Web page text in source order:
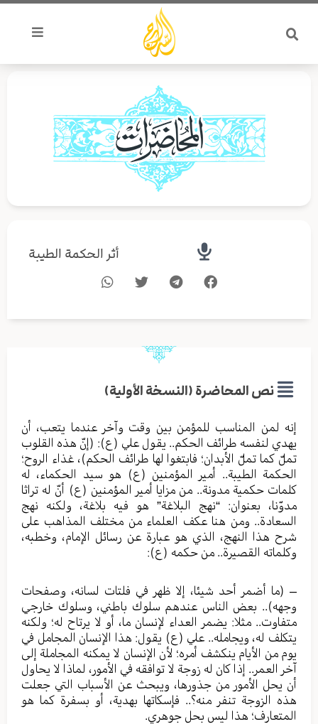
تخطي
المحتوى
أثر الحكمة الطيبة
نص المحاضرة (النسخة الأولية)
إنه لمن المناسب للمؤمن بين وقت وآخر عندما يتعب، أن
يهدي لنفسه طرائف الحكم.. يقول علي (ع): (إنّ هذه القلوب
تملّ كما تملّ الأبدان؛ فابتغوا لها طرائف الحكم)، غذاء الروح؛
الحكمة الطيبة.. أمير المؤمنين (ع) هو سيد الحكماء، له
كلمات حكمية مدونة.. من مزايا أمير المؤمنين (ع) أنّ له تراثا
مدوّنا، بعنوان: “نهج البلاغة” هو فيه بلاغة، ولكنه نهج
السعادة.. ومن هنا عكف العلماء من مختلف المذاهب على
شرح هذا النهج، الذي هو عبارة عن رسائل الإمام، وخطبه،
وكلماته القصيرة.. من حكمه (ع):
– (ما أضمر أحد شيئا، إلا ظهر في فلتات لسانه، وصفحات
وجهه).. بعض الناس عندهم سلوك باطني، وسلوك خارجي
متفاوت.. مثلا: يضمر العداء لإنسان ما، أو لا يرتاح له؛ ولكنه
يتكلف له، ويجامله.. علي (ع) يقول: هذا الإنسان المجامل في
يوم من الأيام ينكشف أمره؛ لأن الإنسان لا يمكنه المجاملة إلى
آخر العمر.. إذا كان له زوجة لا توافقه في الأمور، لماذا لا يحاول
أن يحل الأمور من جذورها، ويبحث عن الأسباب التي جعلت
هذه الزوجة تنفر منه؟.. فإسكاتها بهدية، أو بسفرة كما هو
المتعارف؛ هذا ليس بحل جوهري.